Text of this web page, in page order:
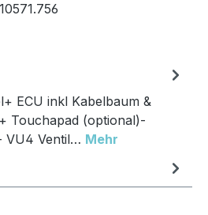
ECU inkl Kabelbaum &
Touchapad (optional)-
VU4 Ventil… Mehr